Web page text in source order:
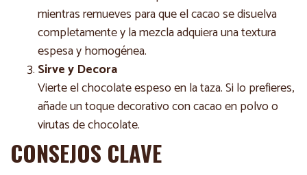
mientras remueves para que el cacao se disuelva
completamente y la mezcla adquiera una textura
espesa y homogénea.
Sirve y Decora
Vierte el chocolate espeso en la taza. Si lo prefieres,
añade un toque decorativo con cacao en polvo o
virutas de chocolate.
CONSEJOS CLAVE